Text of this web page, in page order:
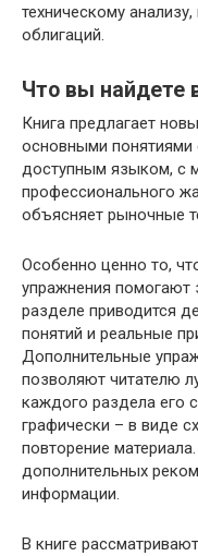
техническому
облигаций.
Что вы найдете
Книга предлагает
основными
доступным языком, с
профессионального
объясняет рыночные
Особенно ценно то,
упражнения помогают
разделе приводится
понятий и реальные
Дополнительные
позволяют читателю
каждого раздела его
графически – в виде
повторение
дополнительных
информации.
В книге